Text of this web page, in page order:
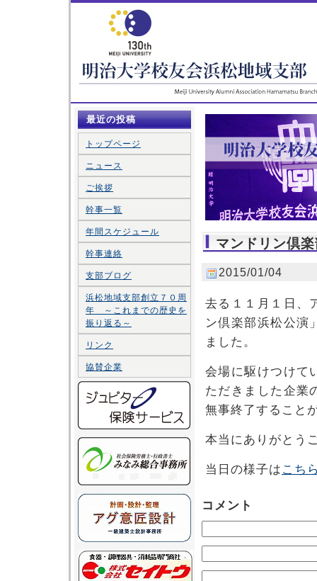
最近の投稿
トップページ
ニュース
ご挨拶
幹事一覧
年間スケジュール
幹事連絡
支部ブログ
浜松地域支部創立７０周
年 ～これまでの歴史を
振り返る～
リンク
協賛企業
マンドリン倶
2015/01/04
去る１１月１日、
ン倶楽部浜松公演
ました。
会場に駆けつけて
ただきました企業
無事終了すること
本当にありがとう
当日の様子は こち
コメント